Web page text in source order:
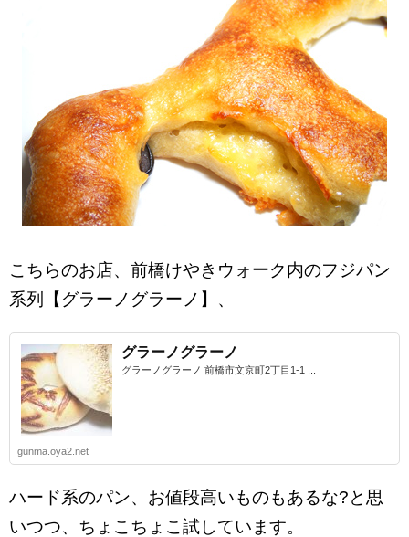
こちらのお店、前橋けやきウォーク内のフジパン
系列【グラーノグラーノ】、
グラーノグラーノ
グラーノグラーノ 前橋市文京町2丁目1-1 ...
gunma.oya2.net
ハード系のパン、お値段高いものもあるな?と思
いつつ、ちょこちょこ試しています。